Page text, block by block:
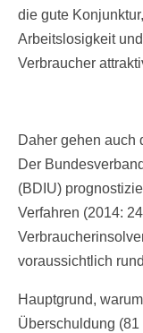
die gute
Arbeitslosigkeit
Verbraucher
Daher gehen auch
Der
(BDIU)
Verfahren (2014:
voraussichtlich
Hauptgrund,
Überschuldung